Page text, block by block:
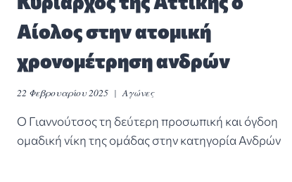
Αίολος στην ατομική
χρονομέτρηση ανδρών
22 Φεβρουαρίου 2025 Αγώνες
Ο Γιαννούτσος τη δεύτερη προσωπική και όγδοη
ομαδική νίκη της ομάδας στην κατηγορία Ανδρών